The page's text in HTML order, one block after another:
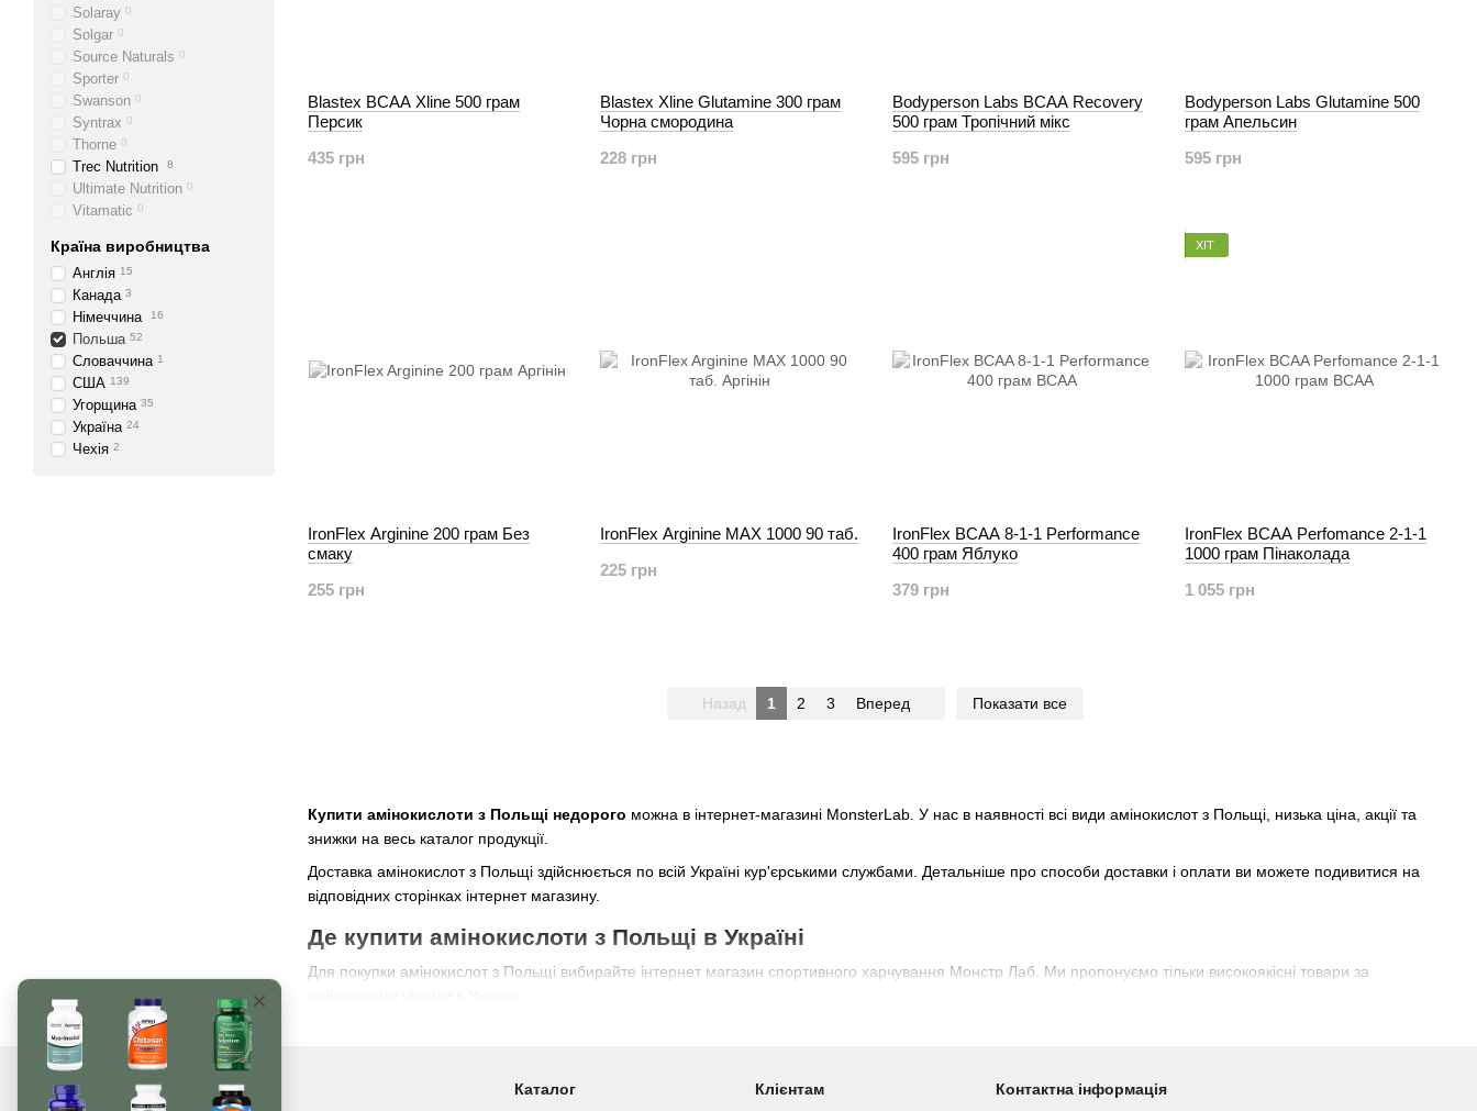
Купити амінокислоти з Польщі недорого можна в інтернет-магазині MonsterLab. У нас в наявності всі види амінокислот з Польщі, низька ціна, акції та
знижки на весь каталог продукції.
Доставка амінокислот з Польщі здійснюється по всій Україні кур'єрськими службами. Детальніше про способи доставки і оплати ви можете подивитися на
відповідних сторінках інтернет магазину.
Де купити амінокислоти з Польщі в Україні
Для покупки амінокислот з Польщі вибирайте інтернет магазин спортивного харчування Монстр Лаб. Ми пропонуємо тільки високоякісні товари за
Blastex BCAA Xline 500 грам
Персик
435 грн
Blastex Xline Glutamine 300 грам
Чорна смородина
228 грн
Bodyperson Labs BCAA Recovery
500 грам Тропічний мікс
595 грн
Bodyperson Labs Glutamine 500
грам Апельсин
595 грн
IronFlex Arginine 200 грам Без
смаку
255 грн
IronFlex Arginine MAX 1000 90 таб.
225 грн
IronFlex BCAA 8-1-1 Performance
400 грам Яблуко
379 грн
ХІТ
IronFlex BCAA Perfomance 2-1-1
1000 грам Пінаколада
1 055 грн
Назад 1 2 3 Вперед Показати все
Solaray 0
Solgar 0
Source Naturals 0
Sporter 0
Swanson 0
Syntrax 0
Thorne 0
Trec Nutrition 8
Ultimate Nutrition 0
Vitamatic 0
Країна виробництва
Англія 15
Канада 3
Німеччина 16
Польша 52
Словаччина 1
США 139
Угорщина 35
Україна 24
Чехія 2
Каталог Клієнтам Контактна інформація